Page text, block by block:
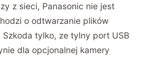
z sieci, Panasonic nie jest
o odtwarzanie plików
tylko, ze tylny port USB
dla opcjonalnej kamery